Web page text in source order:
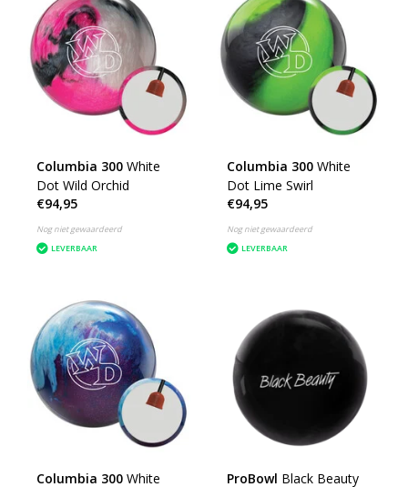
Columbia 300 White
Dot Wild Orchid
€94,95
Nog niet gewaardeerd
LEVERBAAR
Columbia 300 White
Dot Lime Swirl
€94,95
Nog niet gewaardeerd
LEVERBAAR
Columbia 300 White ProBowl Black Beauty